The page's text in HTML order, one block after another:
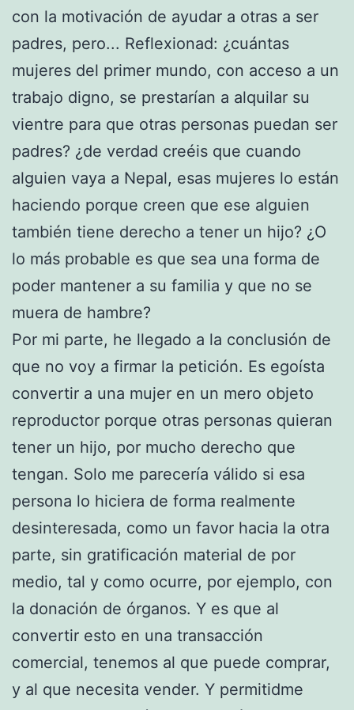
con la motivación de ayudar a otras a ser
padres, pero... Reflexionad: ¿cuántas
mujeres del primer mundo, con acceso a un
trabajo digno, se prestarían a alquilar su
vientre para que otras personas puedan ser
padres? ¿de verdad creéis que cuando
alguien vaya a Nepal, esas mujeres lo están
haciendo porque creen que ese alguien
también tiene derecho a tener un hijo? ¿O
lo más probable es que sea una forma de
poder mantener a su familia y que no se
muera de hambre?
Por mi parte, he llegado a la conclusión de
que no voy a firmar la petición. Es egoísta
convertir a una mujer en un mero objeto
reproductor porque otras personas quieran
tener un hijo, por mucho derecho que
tengan. Solo me parecería válido si esa
persona lo hiciera de forma realmente
desinteresada, como un favor hacia la otra
parte, sin gratificación material de por
medio, tal y como ocurre, por ejemplo, con
la donación de órganos. Y es que al
convertir esto en una transacción
comercial, tenemos al que puede comprar,
y al que necesita vender. Y permitidme